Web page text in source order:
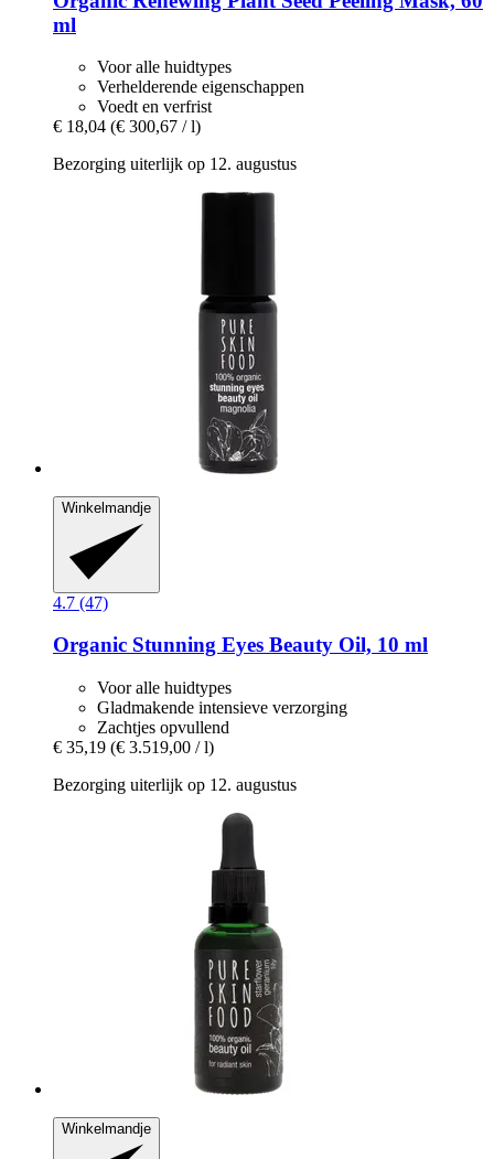
ml
Voor alle huidtypes
Verhelderende eigenschappen
Voedt en verfrist
€ 18,04 (€ 300,67 / l)
Bezorging uiterlijk op 12. augustus
Winkelmandje
4.7 (47)
Organic Stunning Eyes Beauty Oil, 10 ml
Voor alle huidtypes
Gladmakende intensieve verzorging
Zachtjes opvullend
€ 35,19 (€ 3.519,00 / l)
Bezorging uiterlijk op 12. augustus
Winkelmandje